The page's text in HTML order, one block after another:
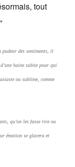
tout
pudeur des sentiments, il
haine subite pour qui
ou sublime, comme
qu’on les fasse rire ou
émotion se glacera et